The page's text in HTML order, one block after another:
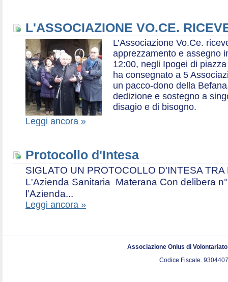
L'ASSOCIAZIONE VO.CE.
L’Associazione Vo.Ce.
apprezzamento e assegno
12:00, negli Ipogei di
ha consegnato a 5
un pacco-dono della
dedizione e sostegno a
disagio e di bisogno.
Leggi ancora »
Protocollo d'Intesa
SIGLATO UN PROTOCOLLO D'INTESA
L'Azienda Sanitaria Materana Con delibera
l’Azienda...
Leggi ancora »
Associazione Onlus di
Codice Fiscale.